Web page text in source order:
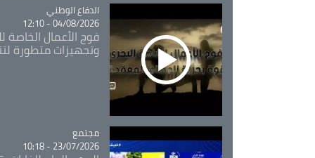
Catégorie
الدفاع الوطني
04/08/2026 - 12:10
فوج الأعمال الخاصة
وتجهيزات متطورة
Catégorie
مجتمع
23/07/2026 - 10:18